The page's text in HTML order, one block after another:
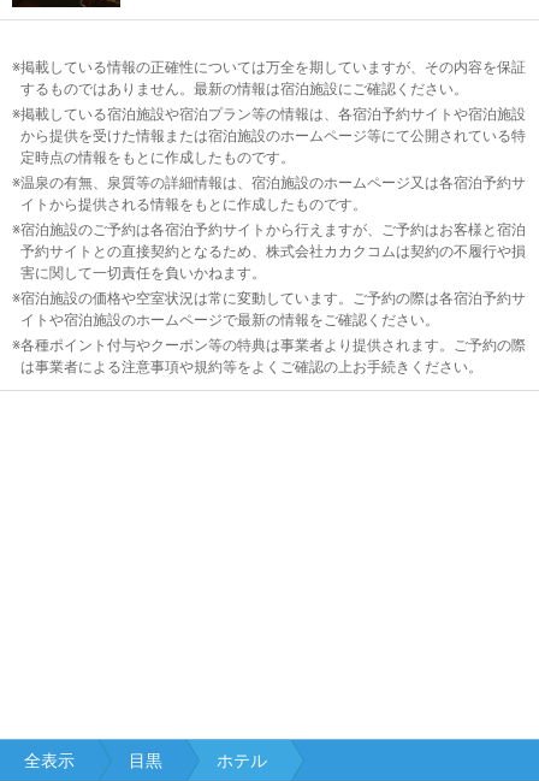
目黒
て
目
黒
品
川
浜松
町・
竹芝
大
六本
木・
掲載している情報の正確性については万全を期していますが、その内容を保証
するものではありません。最新の情報は宿泊施設にご確認ください。
掲載している宿泊施設や宿泊プラン等の情報は、各宿泊予約サイトや宿泊施設
から提供を受けた情報または宿泊施設のホームページ等にて公開されている特
定時点の情報をもとに作成したものです。
温泉の有無、泉質等の詳細情報は、宿泊施設のホームページ又は各宿泊予約サ
イトから提供される情報をもとに作成したものです。
宿泊施設のご予約は各宿泊予約サイトから行えますが、ご予約はお客様と宿泊
予約サイトとの直接契約となるため、株式会社カカクコムは契約の不履行や損
害に関して一切責任を負いかねます。
宿泊施設の価格や空室状況は常に変動しています。ご予約の際は各宿泊予約サ
イトや宿泊施設のホームページで最新の情報をご確認ください。
各種ポイント付与やクーポン等の特典は事業者より提供されます。ご予約の際
は事業者による注意事項や規約等をよくご確認の上お手続きください。
全表示 目黒 ホテル